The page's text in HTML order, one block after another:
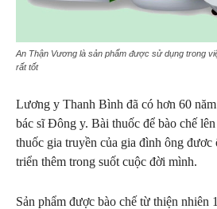
An Thận Vương là sản phẩm được sử dụng trong
rất tốt
Lương y Thanh Bình đã có hơn 60
bác sĩ Đông y. Bài thuốc để bào chế
thuốc gia truyền của gia đình ông đươc
triển thêm trong suốt cuộc đời mình.
Sản phẩm được bào chế từ thiện nhiên